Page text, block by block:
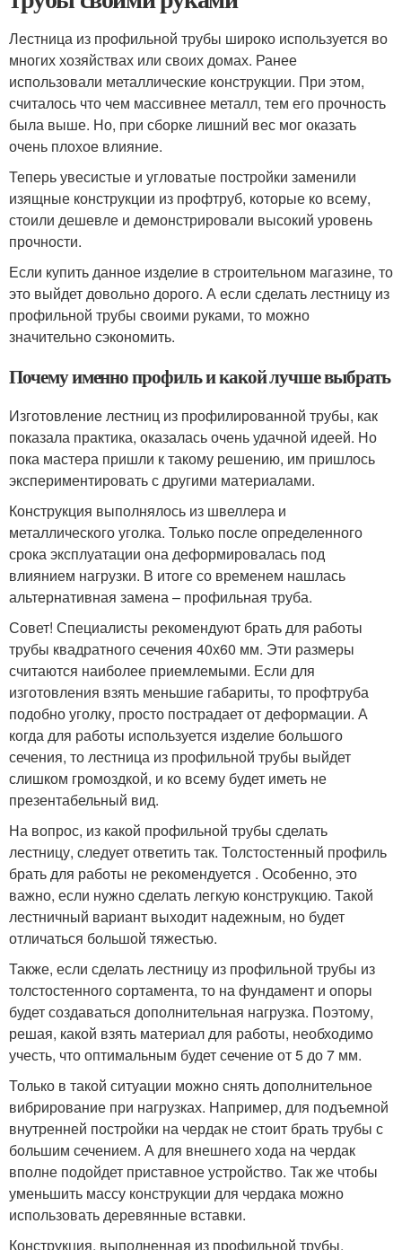
Лестница из профильной трубы широко используется во
многих хозяйствах или своих домах. Ранее
использовали металлические конструкции. При этом,
считалось что чем массивнее металл, тем его прочность
была выше. Но, при сборке лишний вес мог оказать
очень плохое влияние.
Теперь увесистые и угловатые постройки заменили
изящные конструкции из профтруб, которые ко всему,
стоили дешевле и демонстрировали высокий уровень
прочности.
Если купить данное изделие в строительном магазине, то
это выйдет довольно дорого. А если сделать лестницу из
профильной трубы своими руками, то можно
значительно сэкономить.
Почему именно профиль и какой лучше выбрать
Изготовление лестниц из профилированной трубы, как
показала практика, оказалась очень удачной идеей. Но
пока мастера пришли к такому решению, им пришлось
экспериментировать с другими материалами.
Конструкция выполнялось из швеллера и
металлического уголка. Только после определенного
срока эксплуатации она деформировалась под
влиянием нагрузки. В итоге со временем нашлась
альтернативная замена – профильная труба.
Совет! Специалисты рекомендуют брать для работы
трубы квадратного сечения 40х60 мм. Эти размеры
считаются наиболее приемлемыми. Если для
изготовления взять меньшие габариты, то профтруба
подобно уголку, просто пострадает от деформации. А
когда для работы используется изделие большого
сечения, то лестница из профильной трубы выйдет
слишком громоздкой, и ко всему будет иметь не
презентабельный вид.
На вопрос, из какой профильной трубы сделать
лестницу, следует ответить так. Толстостенный профиль
брать для работы не рекомендуется . Особенно, это
важно, если нужно сделать легкую конструкцию. Такой
лестничный вариант выходит надежным, но будет
отличаться большой тяжестью.
Также, если сделать лестницу из профильной трубы из
толстостенного сортамента, то на фундамент и опоры
будет создаваться дополнительная нагрузка. Поэтому,
решая, какой взять материал для работы, необходимо
учесть, что оптимальным будет сечение от 5 до 7 мм.
Только в такой ситуации можно снять дополнительное
вибрирование при нагрузках. Например, для подъемной
внутренней постройки на чердак не стоит брать трубы с
большим сечением. А для внешнего хода на чердак
вполне подойдет приставное устройство. Так же чтобы
уменьшить массу конструкции для чердака можно
использовать деревянные вставки.
Конструкция, выполненная из профильной трубы,